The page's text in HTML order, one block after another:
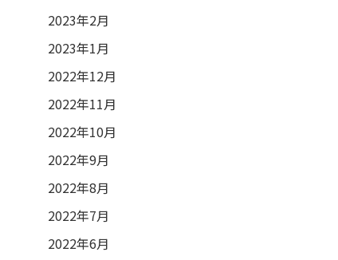
2023年2月
2023年1月
2022年12月
2022年11月
2022年10月
2022年9月
2022年8月
2022年7月
2022年6月